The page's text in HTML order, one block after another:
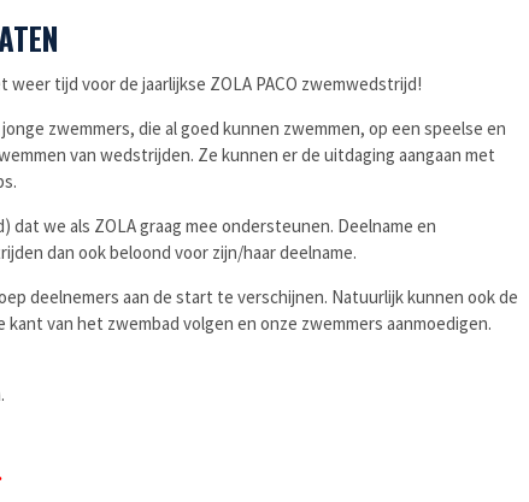
weer tijd voor de jaarlijkse ZOLA PACO zwemwedstrijd!
zwemmers, die al goed kunnen zwemmen, op een speelse en
van wedstrijden. Ze kunnen er de uitdaging aangaan met
dat we als ZOLA graag mee ondersteunen. Deelname en
dan ookbeloond voor zijn/haardeelname.
deelnemers aan de start te verschijnen. Natuurlijkkunnen ook de
van het zwembad volgen en onze zwemmers aanmoedigen.